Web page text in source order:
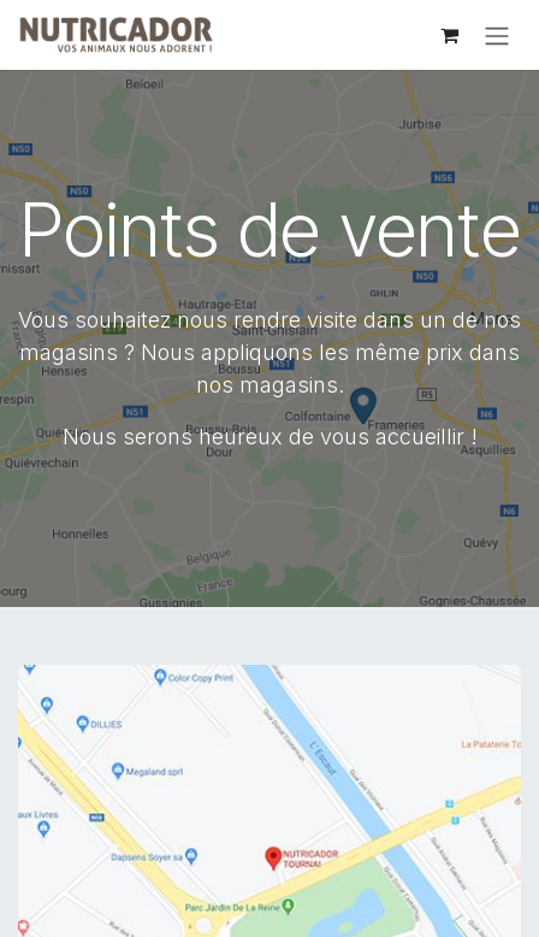
Se rendre au contenu
Points de vente
Vous souhaitez nous rendre visite dans un de nos
magasins ? Nous appliquons les même prix dans
nos magasins.
Nous serons heureux de vous accueillir !